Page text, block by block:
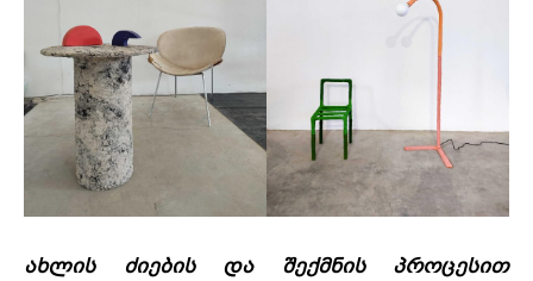
ახლის ძიების და შექმნის პროცესით